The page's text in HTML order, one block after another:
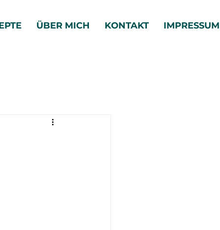
ÜBER MICH KONTAKT IMPRESSUM